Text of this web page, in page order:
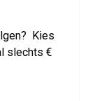
Kies
slechts €